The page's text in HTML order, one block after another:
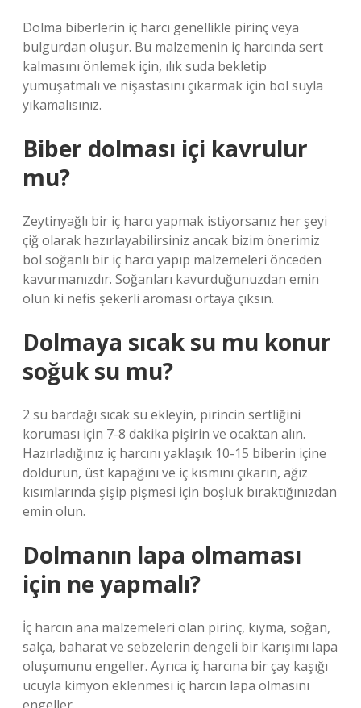
Dolma biberlerin iç harcı genellikle pirinç veya
bulgurdan oluşur. Bu malzemenin iç harcında sert
kalmasını önlemek için, ılık suda bekletip
yumuşatmalı ve nişastasını çıkarmak için bol suyla
yıkamalısınız.
Biber dolması içi kavrulur
mu?
Zeytinyağlı bir iç harcı yapmak istiyorsanız her şeyi
çiğ olarak hazırlayabilirsiniz ancak bizim önerimiz
bol soğanlı bir iç harcı yapıp malzemeleri önceden
kavurmanızdır. Soğanları kavurduğunuzdan emin
olun ki nefis şekerli aroması ortaya çıksın.
Dolmaya sıcak su mu konur
soğuk su mu?
2 su bardağı sıcak su ekleyin, pirincin sertliğini
koruması için 7-8 dakika pişirin ve ocaktan alın.
Hazırladığınız iç harcını yaklaşık 10-15 biberin içine
doldurun, üst kapağını ve iç kısmını çıkarın, ağız
kısımlarında şişip pişmesi için boşluk bıraktığınızdan
emin olun.
Dolmanın lapa olmaması
için ne yapmalı?
İç harcın ana malzemeleri olan pirinç, kıyma, soğan,
salça, baharat ve sebzelerin dengeli bir karışımı lapa
oluşumunu engeller. Ayrıca iç harcına bir çay kaşığı
ucuyla kimyon eklenmesi iç harcın lapa olmasını